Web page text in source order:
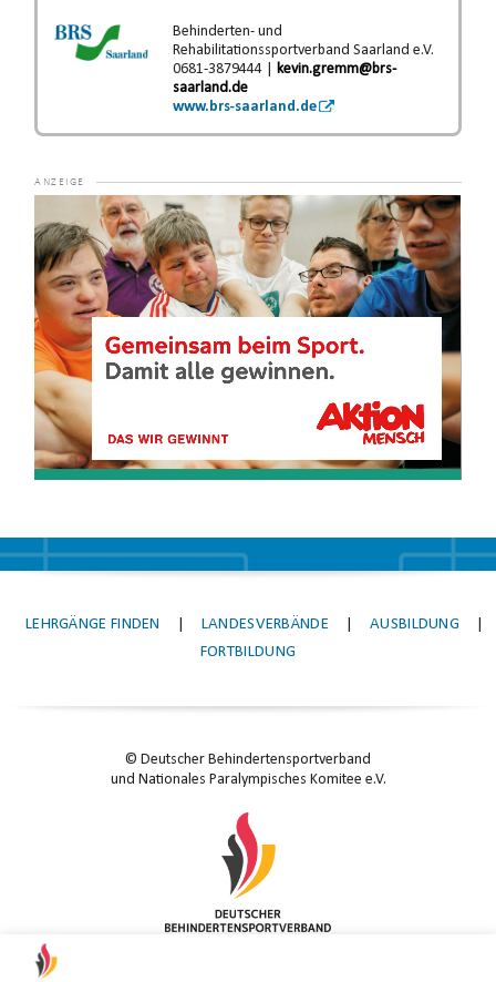
Behinderten- und
Rehabilitationssportverband Saarland e.V.
0681-3879444 | kevin.gremm@brs-
saarland.de
www.brs-saarland.de
Player
LEHRGÄNGE FINDEN LANDESVERBÄNDE AUSBILDUNG
FORTBILDUNG
© Deutscher Behindertensportverband
und Nationales Paralympisches Komitee e.V.